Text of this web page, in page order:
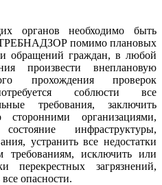
органов необходимо быть
помимо плановых
обращений граждан, в любой
произвести внеплановую
прохождения проверок
соблюсти все
требования, заключить
организациями,
инфраструктуры,
устранить все недостатки
требованиям, исключить или
перекрестных загрязнений,
опасности.